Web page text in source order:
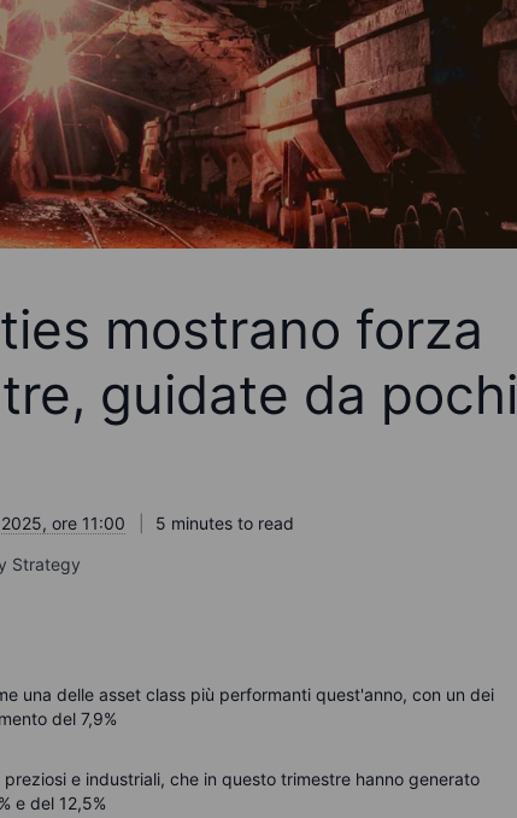
mostrano forza
guidate da pochi
ore 11:00
5 minutes to read
Strategy
una delle asset class più performanti quest'anno, con un dei
del 7,9%
e industriali, che in questo trimestre hanno generato
e del 12,5%